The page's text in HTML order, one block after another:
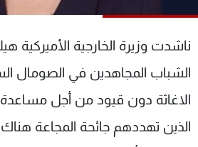
ناشدت وزيرة الخارجية الأميركية
الشباب المجاهدين في الصومال
الاغاثة دون قيود من أجل
الذين تهددهم جائحة المجاعة
الترددات
الإنـتـاج
لاعلاناتكم
تواصل معنا
شروط
سياسة